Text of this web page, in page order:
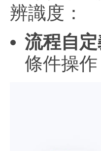
辨識度：
流程自定
條件操